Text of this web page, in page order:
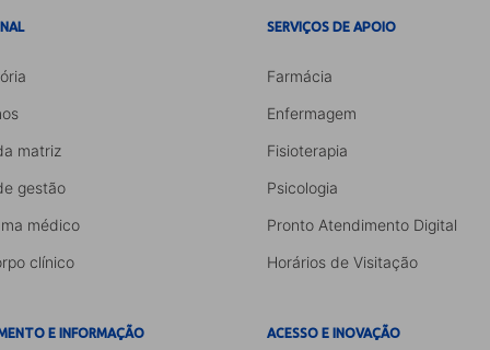
matriz
gestão
médico
clínico
E INFORMAÇÃO
SERVIÇOS DE APOIO
Farmácia
Enfermagem
Fisioterapia
Psicologia
Pronto Atendimento Digital
Horários de Visitação
ACESSO E INOVAÇÃO